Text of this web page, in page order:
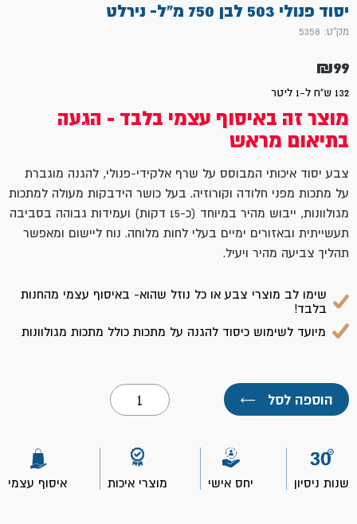
יסוד פנולי 503 לבן 750 מ"ל- נירלט
מק"ט: 5358
₪99
132 ש"ח ל-1 ליטר
מוצר זה באיסוף עצמי בלבד - הגעה
בתיאום מראש
צבע יסוד איכותי המבוסס על שרף אלקידי-פנולי, להגנה מוגברת
על מתכות מפני חלודה וקורוזיה. בעל כושר הידבקות מעולה למתכות
מגולוונות, ייבוש מהיר במיוחד (כ-15 דקות) ועמידות גבוהה בסביבה
תעשייתית ובאזורים ימיים בעלי לחות מלוחה. נוח ליישום ומאפשר
תהליך צביעה מהיר ויעיל.
שימו לב מוצרי צבע או כל נוזל שהוא- באיסוף עצמי מהחנות
בלבד!
מיועד לשימוש כיסוד להגנה על מתכות כולל מתכות מגולוונות
הוספה לסל ←
כמות
של
יסוד
מ"ל-
שנות ניסיון יחס אישי מוצרי איכות איסוף עצמי